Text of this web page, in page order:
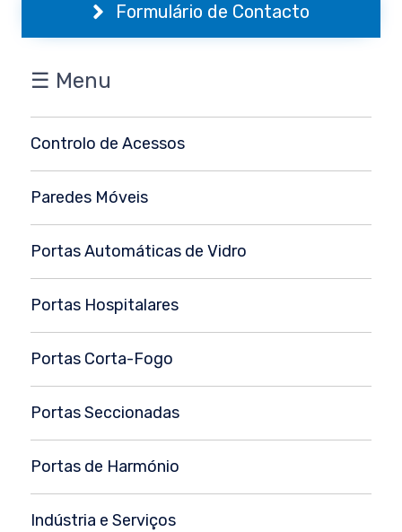
Formulário de Contacto
☰ Menu
Controlo de Acessos
Paredes Móveis
Portas Automáticas de Vidro
Portas Hospitalares
Portas Corta-Fogo
Portas Seccionadas
Portas de Harmónio
Indústria e Serviços